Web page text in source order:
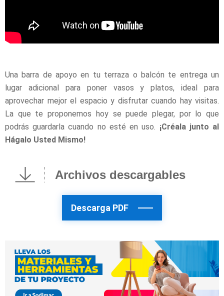
Una barra de apoyo en tu terraza o balcón te entrega un
lugar adicional para poner vasos y platos, ideal para
aprovechar mejor el espacio y disfrutar cuando hay visitas.
La que te proponemos hoy se puede plegar, por lo que
podrás guardarla cuando no esté en uso. ¡Créala junto al
Hágalo Usted Mismo!
Archivos descargables
Descarga PDF